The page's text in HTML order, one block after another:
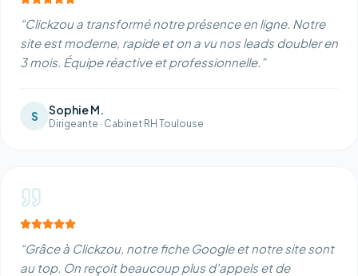
“Clickzou a transformé notre présence en ligne. Notre
site est moderne, rapide et on a vu nos leads doubler en
3 mois. Équipe réactive et professionnelle. ”
S Sophie M.
Dirigeante · Cabinet RH Toulouse
“Grâce à Clickzou, notre fiche Google et notre site sont
au top. On reçoit beaucoup plus d'appels et de